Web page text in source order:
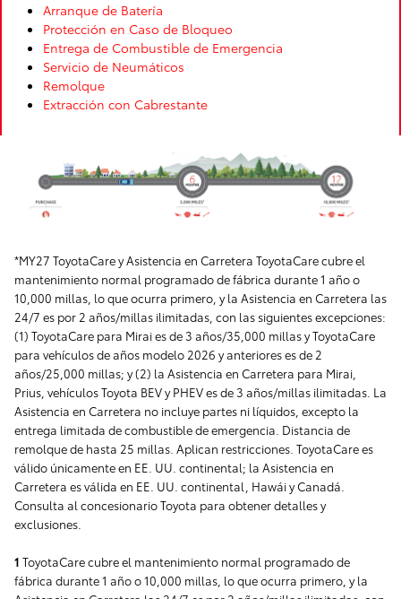
Arranque de Batería
Protección en Caso de Bloqueo
Entrega de Combustible de Emergencia
Servicio de Neumáticos
Remolque
Extracción con Cabrestante
*MY27 ToyotaCare y Asistencia en Carretera ToyotaCare cubre el
mantenimiento normal programado de fábrica durante 1 año o
10,000 millas, lo que ocurra primero, y la Asistencia en Carretera las
24/7 es por 2 años/millas ilimitadas, con las siguientes excepciones:
(1) ToyotaCare para Mirai es de 3 años/35,000 millas y ToyotaCare
para vehículos de años modelo 2026 y anteriores es de 2
años/25,000 millas; y (2) la Asistencia en Carretera para Mirai,
Prius, vehículos Toyota BEV y PHEV es de 3 años/millas ilimitadas. La
Asistencia en Carretera no incluye partes ni líquidos, excepto la
entrega limitada de combustible de emergencia. Distancia de
remolque de hasta 25 millas. Aplican restricciones. ToyotaCare es
válido únicamente en EE. UU. continental; la Asistencia en
Carretera es válida en EE. UU. continental, Hawái y Canadá.
Consulta al concesionario Toyota para obtener detalles y
exclusiones.
1 ToyotaCare cubre el mantenimiento normal programado de
fábrica durante 1 año o 10,000 millas, lo que ocurra primero, y la